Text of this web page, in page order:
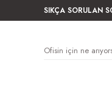
SIKÇA SORULAN